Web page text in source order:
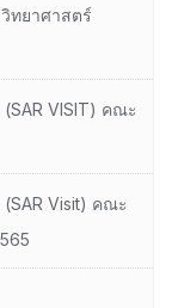
ทยาศาสตร์
VISIT) คณะ
Visit) คณะ